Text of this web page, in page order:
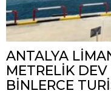
ANTALYA
METRELİK
BİNLERCE